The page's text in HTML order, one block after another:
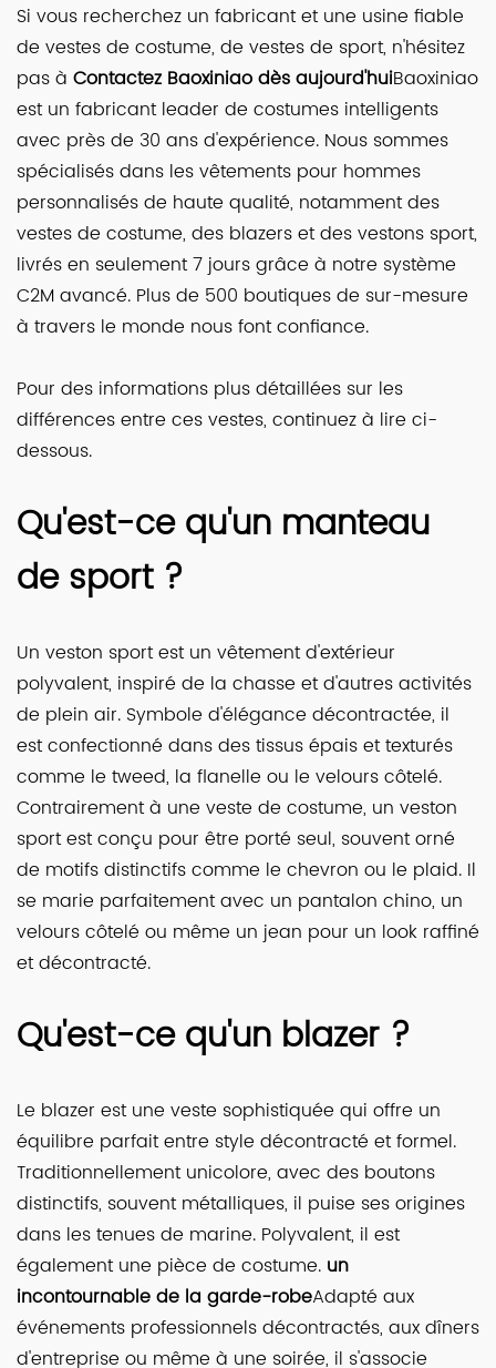
Si vous recherchez un fabricant et une usine fiable
de vestes de costume, de vestes de sport, n'hésitez
pas à Contactez Baoxiniao dès aujourd'huiBaoxiniao
est un fabricant leader de costumes intelligents
avec près de 30 ans d'expérience. Nous sommes
spécialisés dans les vêtements pour hommes
personnalisés de haute qualité, notamment des
vestes de costume, des blazers et des vestons sport,
livrés en seulement 7 jours grâce à notre système
C2M avancé. Plus de 500 boutiques de sur-mesure
à travers le monde nous font confiance.
Pour des informations plus détaillées sur les
différences entre ces vestes, continuez à lire ci-
dessous.
Qu'est-ce qu'un manteau
de sport ?
Un veston sport est un vêtement d'extérieur
polyvalent, inspiré de la chasse et d'autres activités
de plein air. Symbole d'élégance décontractée, il
est confectionné dans des tissus épais et texturés
comme le tweed, la flanelle ou le velours côtelé.
Contrairement à une veste de costume, un veston
sport est conçu pour être porté seul, souvent orné
de motifs distinctifs comme le chevron ou le plaid. Il
se marie parfaitement avec un pantalon chino, un
velours côtelé ou même un jean pour un look raffiné
et décontracté.
Qu'est-ce qu'un blazer ?
Le blazer est une veste sophistiquée qui offre un
équilibre parfait entre style décontracté et formel.
Traditionnellement unicolore, avec des boutons
distinctifs, souvent métalliques, il puise ses origines
dans les tenues de marine. Polyvalent, il est
également une pièce de costume. un
incontournable de la garde-robeAdapté aux
événements professionnels décontractés, aux dîners
d'entreprise ou même à une soirée, il s'associe